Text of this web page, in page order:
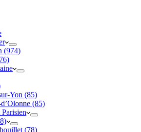
(974)
Yon (85)
(85)
(78)